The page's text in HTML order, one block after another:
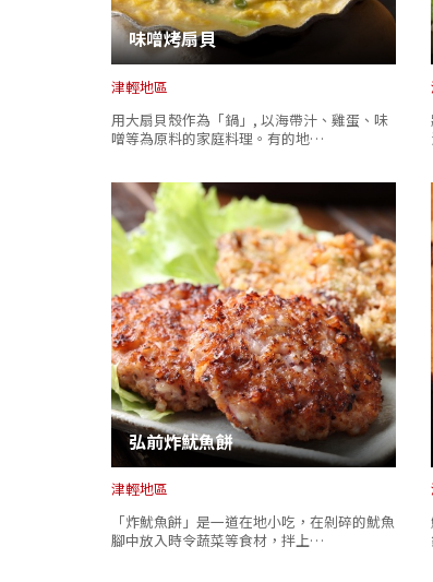
味噌烤扇貝
津輕地區
用大扇貝殼作為「鍋」, 以海帶汁、雞蛋、味
噌等為原料的家庭料理。有的地…
弘前炸魷魚餅
津輕地區
「炸魷魚餅」是一道在地小吃，在剁碎的魷魚
腳中放入時令蔬菜等食材，拌上…